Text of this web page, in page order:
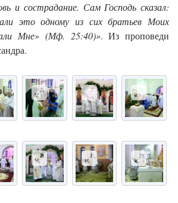
и сострадание. Сам Господь сказал:
это одному из сих братьев Моих
Мне» (Мф. 25:40)». Из проповеди